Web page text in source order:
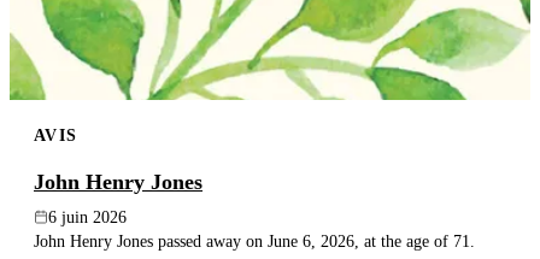
AVIS
John Henry Jones
6 juin 2026
John Henry Jones passed away on June 6, 2026, at the age of 71.